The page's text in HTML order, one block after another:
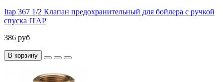
Itap 367 1/2 Клапан предохранительный для бойлера с ручкой
спуска ITAP
386 руб
В корзину